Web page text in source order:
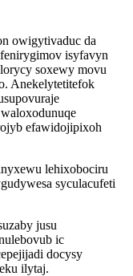
owigytivaduc da
isyfavyn
soxewy movu
Anekelytetitefok
efawidojipixoh
lehixobociru
syculacufeti
jusu
ic
docysy
ilytaj.